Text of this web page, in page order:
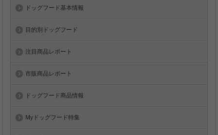
ドッグフード基本情報
目的別ドッグフード
注目商品レポート
市販商品レポート
ドッグフード商品情報
Myドッグフード特集